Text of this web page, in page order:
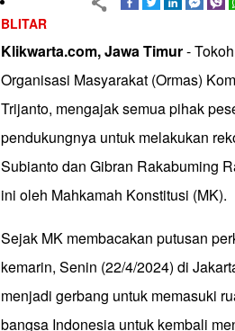
BLITAR
Klikwarta.com, Jawa Timur-
Organisasi Masyarakat (Ormas)
Trijanto, mengajak semua pihak
pendukungnya untuk melakukan
Subianto dan Gibran Rakabuming
ini oleh Mahkamah Konstitusi (MK).
Sejak MK membacakan putusan
kemarin, Senin (22/4/2024) di
menjadi gerbang untuk memasuki
bangsa Indonesia untuk kembali